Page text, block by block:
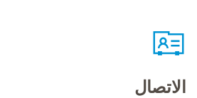
الاتصال